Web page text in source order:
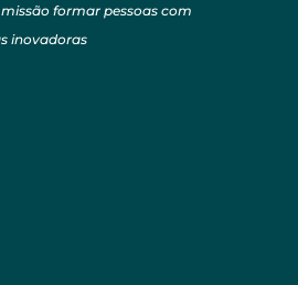
formar pessoas com
inovadoras